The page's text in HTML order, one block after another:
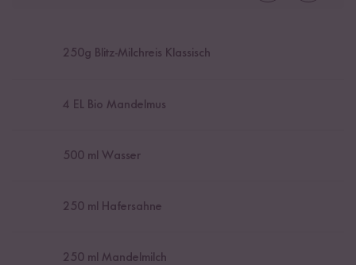
250g Blitz-Milchreis Klassisch
4 EL Bio Mandelmus
500 ml Wasser
250 ml Hafersahne
250 ml Mandelmilch